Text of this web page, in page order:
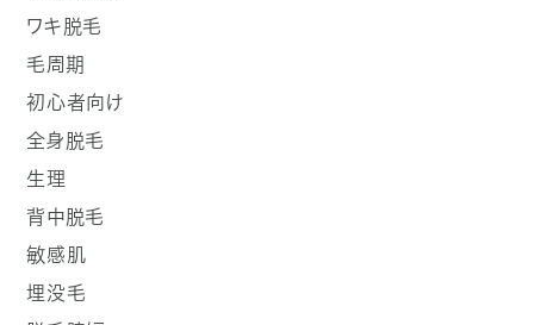
ワキ脱毛
毛周期
初心者向け
全身脱毛
生理
背中脱毛
敏感肌
埋没毛